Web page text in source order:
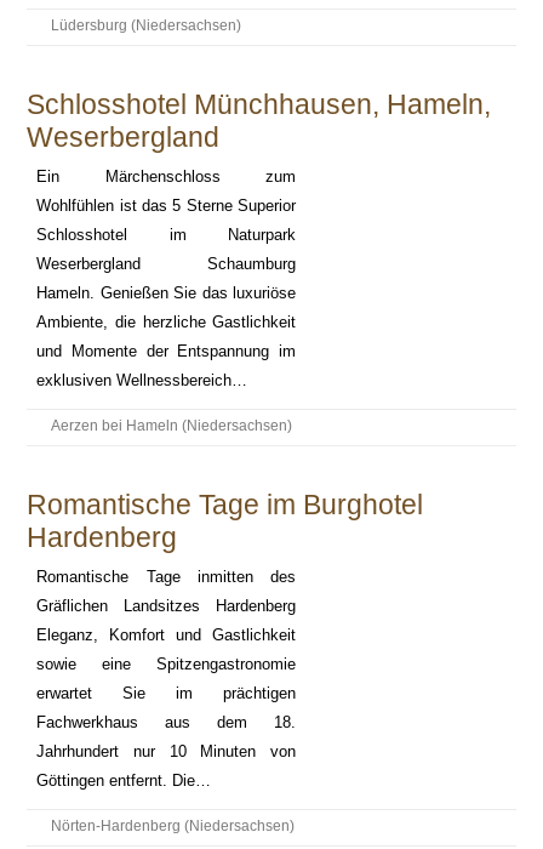
Lüdersburg (Niedersachsen)
Schlosshotel Münchhausen, Hameln,
Weserbergland
Ein Märchenschloss zum
Wohlfühlen ist das 5 Sterne Superior
Schlosshotel im Naturpark
Weserbergland Schaumburg
Hameln. Genießen Sie das luxuriöse
Ambiente, die herzliche Gastlichkeit
und Momente der Entspannung im
exklusiven Wellnessbereich…
Aerzen bei Hameln (Niedersachsen)
Romantische Tage im Burghotel
Hardenberg
Romantische Tage inmitten des
Gräflichen Landsitzes Hardenberg
Eleganz, Komfort und Gastlichkeit
sowie eine Spitzengastronomie
erwartet Sie im prächtigen
Fachwerkhaus aus dem 18.
Jahrhundert nur 10 Minuten von
Göttingen entfernt. Die…
Nörten-Hardenberg (Niedersachsen)